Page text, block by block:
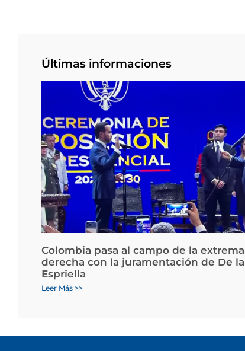
Últimas informaciones
Colombia pasa al campo de la extrema
derecha con la juramentación de De la
Espriella
Leer Más >>